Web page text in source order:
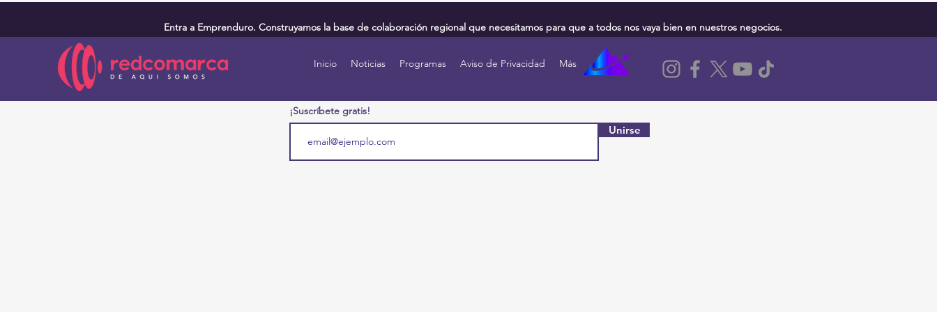
Entra a Emprenduro. Construyamos la base de colaboración regional que necesitamos para que a todos nos vaya bien en nuestros negocios.
Inicio Noticias Programas Aviso de Privacidad Más
¡Suscríbete gratis!
Unirse